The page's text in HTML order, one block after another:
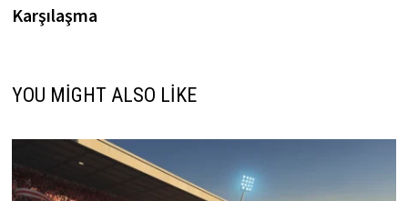
Karşılaşma
YOU MIGHT ALSO LIKE